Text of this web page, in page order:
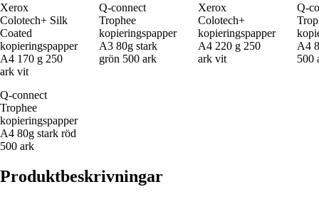
Xerox
Colotech+ Silk
Coated
kopieringspapper
A4 170 g 250
ark vit
Q-connect
Trophee
kopieringspapper
A3 80g stark
grön 500 ark
Xerox
Colotech+
kopieringspapper
A4 220 g 250
ark vit
Q-
A4
500
Q-connect
Trophee
kopieringspapper
A4 80g stark röd
500 ark
Produktbeskrivningar